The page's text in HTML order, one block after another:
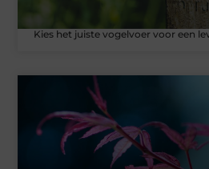
Kies het juiste vogelvoer voor een